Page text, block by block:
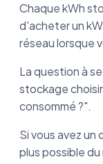
Chaque kWh
d'acheter un
réseau lorsque
La question à
stockage
consommé ?".
Si vous avez
plus possible